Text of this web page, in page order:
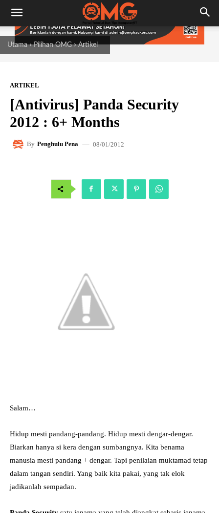
Utama Pilihan OMG Artikel
ARTIKEL
[Antivirus] Panda Security
2012 : 6+ Months
By Penghulu Pena 08/01/2012
Salam…
Hidup mesti pandang-pandang. Hidup mesti dengar-dengar.
Biarkan hanya si kera dengan sumbangnya. Kita benama
manusia mesti pandang + dengar. Tapi penilaian muktamad tetap
dalam tangan sendiri. Yang baik kita pakai, yang tak elok
jadikanlah sempadan.